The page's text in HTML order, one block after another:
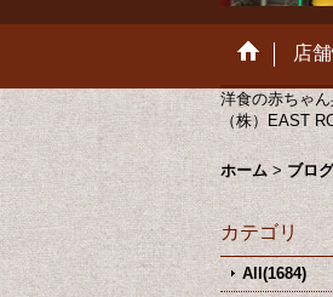
店
洋食の赤ちゃ
（株）EAST
ホーム > ブログ
カテゴリ
All(1684)